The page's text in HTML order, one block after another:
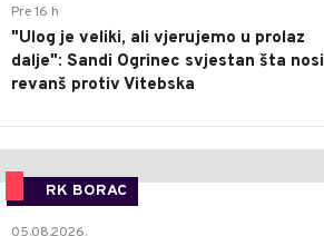
Pre 16 h
"Ulog je veliki, ali vjerujemo u prolaz
dalje": Sandi Ogrinec svjestan šta nosi
revanš protiv Vitebska
RK BORAC